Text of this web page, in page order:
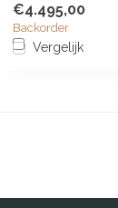
€4.495,00
Backorder
Vergelijk